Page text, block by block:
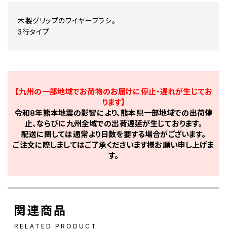
木製グリップのワイヤーブラシ。
3行タイプ
【九州の一部地域でお荷物のお届けに停止・遅れが生じてお
ります】
令和8年熊本地震の影響により、熊本県一部地域での出荷停
止、ならびに九州全域での出荷遅延が生じております。
配送に関しては通常より日数を要する場合がございます。
ご注文に際しましてはご了承くださいます様お願い申し上げま
す。
関連商品
RELATED PRODUCT